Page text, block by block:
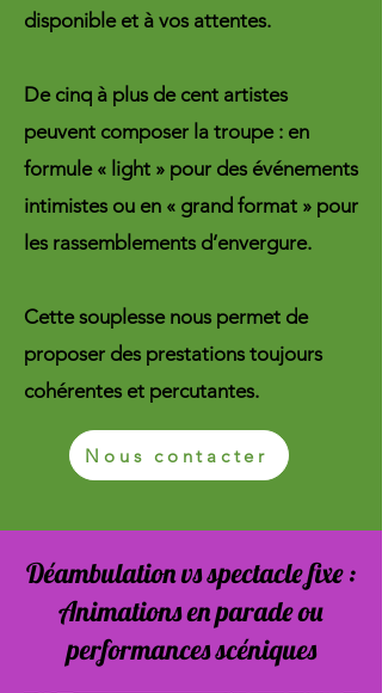
disponible et à vos attentes.
De cinq à plus de cent artistes
peuvent composer la troupe : en
formule « light » pour des événements
intimistes ou en « grand format » pour
les rassemblements d’envergure.
Cette souplesse nous permet de
proposer des prestations toujours
cohérentes et percutantes.
Nous contacter
Déambulation vs spectacle fixe :
Animations en parade ou
performances scéniques